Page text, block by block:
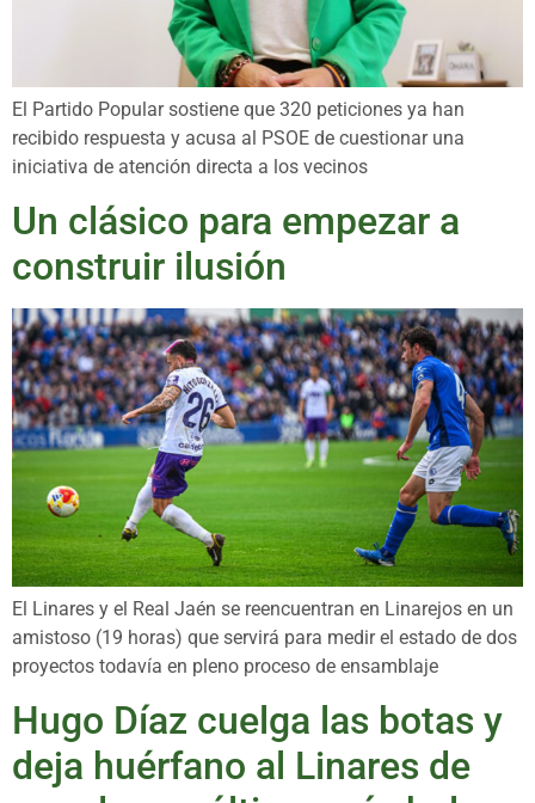
El Partido Popular sostiene que 320 peticiones ya han
recibido respuesta y acusa al PSOE de cuestionar una
iniciativa de atención directa a los vecinos
Un clásico para empezar a
construir ilusión
El Linares y el Real Jaén se reencuentran en Linarejos en un
amistoso (19 horas) que servirá para medir el estado de dos
proyectos todavía en pleno proceso de ensamblaje
Hugo Díaz cuelga las botas y
deja huérfano al Linares de